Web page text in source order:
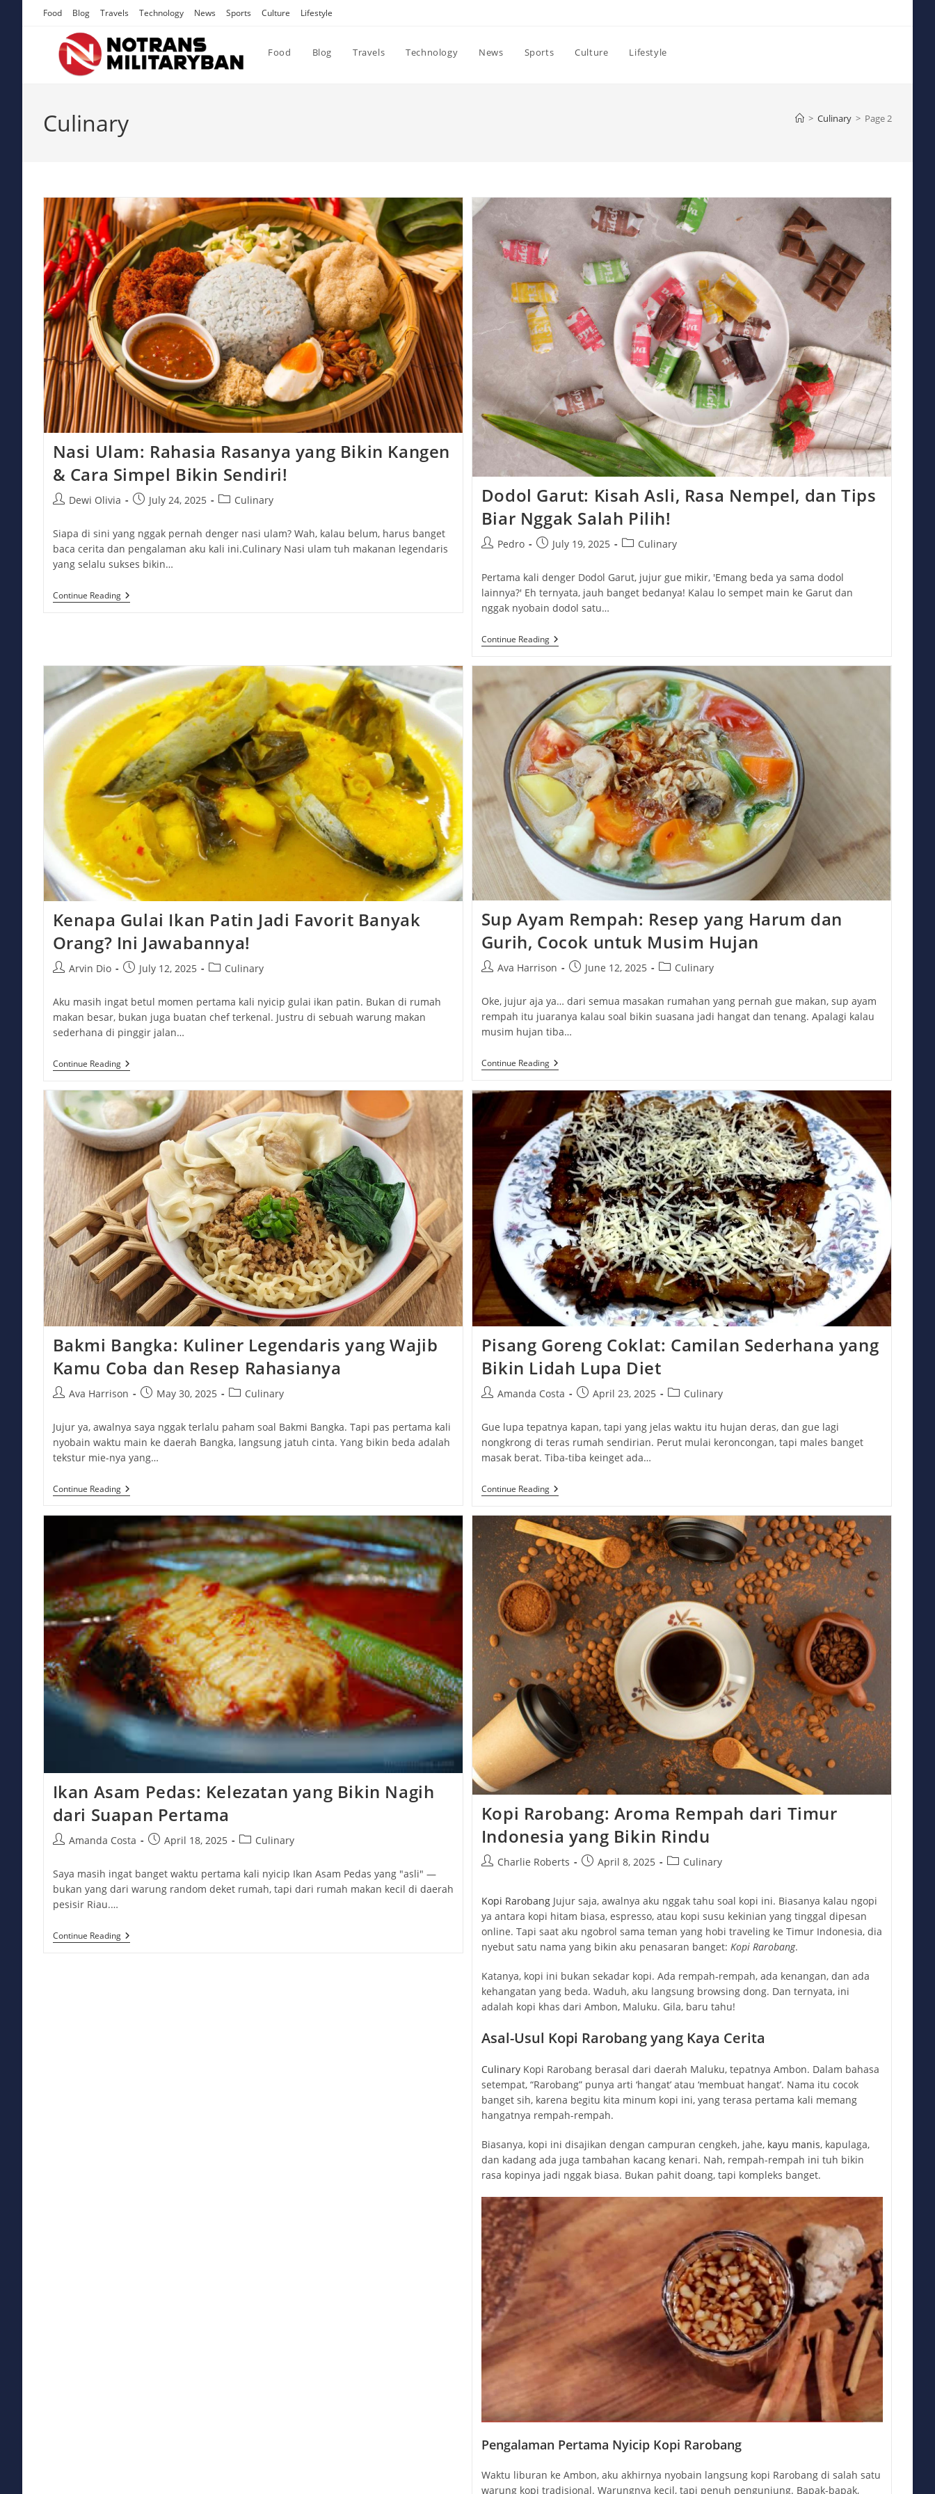
Food Blog Travels Technology News Sports Culture Lifestyle
Food Blog Travels Technology News Sports Culture Lifestyle
Culinary > Culinary > Page 2
Nasi Ulam: Rahasia Rasanya yang Bikin Kangen
& Cara Simpel Bikin Sendiri!
PostDewi Olivia
PostJuly 24, 2025
PostCulinary
Siapa di sini yang nggak pernah denger nasi ulam? Wah, kalau belum, harus banget
baca cerita dan pengalaman aku kali ini.Culinary Nasi ulam tuh makanan legendaris
yang selalu sukses bikin…
Continue ReadingNasi
Ulam:
&
Cara
Simpel
Bikin
Sendiri!
Dodol Garut: Kisah Asli, Rasa Nempel, dan Tips
Biar Nggak Salah Pilih!
PostPedro
PostJuly 19, 2025
PostCulinary
Pertama kali denger Dodol Garut, jujur gue mikir, 'Emang beda ya sama dodol
lainnya?' Eh ternyata, jauh banget bedanya! Kalau lo sempet main ke Garut dan
nggak nyobain dodol satu…
Continue ReadingDodol
Garut:
Rasa
Nempel,
Dan
Tips
Biar
Nggak
Salah
Pilih!
Kenapa Gulai Ikan Patin Jadi Favorit Banyak
Orang? Ini Jawabannya!
PostArvin Dio
PostJuly 12, 2025
PostCulinary
Aku masih ingat betul momen pertama kali nyicip gulai ikan patin. Bukan di rumah
makan besar, bukan juga buatan chef terkenal. Justru di sebuah warung makan
sederhana di pinggir jalan…
Continue ReadingKenapa
Gulai
Patin
Jadi
Favorit
Banyak
Orang?
Ini
Jawabannya!
Sup Ayam Rempah: Resep yang Harum dan
Gurih, Cocok untuk Musim Hujan
PostAva Harrison
PostJune 12, 2025
PostCulinary
Oke, jujur aja ya… dari semua masakan rumahan yang pernah gue makan, sup ayam
rempah itu juaranya kalau soal bikin suasana jadi hangat dan tenang. Apalagi kalau
musim hujan tiba…
Continue ReadingSup
Ayam
Yang
Harum
Dan
Gurih,
Cocok
Untuk
Musim
Hujan
Bakmi Bangka: Kuliner Legendaris yang Wajib
Kamu Coba dan Resep Rahasianya
PostAva Harrison
PostMay 30, 2025
PostCulinary
Jujur ya, awalnya saya nggak terlalu paham soal Bakmi Bangka. Tapi pas pertama kali
nyobain waktu main ke daerah Bangka, langsung jatuh cinta. Yang bikin beda adalah
tekstur mie-nya yang…
Continue ReadingBakmi
Bangka:
Legendaris
Yang
Wajib
Kamu
Coba
Dan
Resep
Rahasianya
Pisang Goreng Coklat: Camilan Sederhana yang
Bikin Lidah Lupa Diet
PostAmanda Costa
PostApril 23, 2025
PostCulinary
Gue lupa tepatnya kapan, tapi yang jelas waktu itu hujan deras, dan gue lagi
nongkrong di teras rumah sendirian. Perut mulai keroncongan, tapi males banget
masak berat. Tiba-tiba keinget ada…
Continue ReadingPisang
Goreng
Camilan
Sederhana
Yang
Bikin
Lidah
Lupa
Diet
Ikan Asam Pedas: Kelezatan yang Bikin Nagih
dari Suapan Pertama
PostAmanda Costa
PostApril 18, 2025
PostCulinary
Saya masih ingat banget waktu pertama kali nyicip Ikan Asam Pedas yang "asli" —
bukan yang dari warung random deket rumah, tapi dari rumah makan kecil di daerah
pesisir Riau.…
Continue ReadingIkan
Asam
Kopi Rarobang: Aroma Rempah dari Timur
Indonesia yang Bikin Rindu
PostCharlie Roberts
PostApril 8, 2025
PostCulinary
Kopi RarobangJujur saja, awalnya aku nggak tahu soal kopi ini. Biasanya kalau ngopi
ya antara kopi hitam biasa, espresso, atau kopi susu kekinian yang tinggal dipesan
online. Tapi saat aku ngobrol sama teman yang hobi traveling ke Timur Indonesia, dia
nyebut satu nama yang bikin aku penasaran banget: Kopi Rarobang.
Katanya, kopi ini bukan sekadar kopi. Ada rempah-rempah, ada kenangan, dan ada
kehangatan yang beda. Waduh, aku langsung browsing dong. Dan ternyata, ini
adalah kopi khas dari Ambon, Maluku. Gila, baru tahu!
Asal-Usul Kopi Rarobang yang Kaya Cerita
CulinaryKopi Rarobang berasal dari daerah Maluku, tepatnya Ambon. Dalam bahasa
setempat, “Rarobang” punya arti ‘hangat’ atau ‘membuat hangat’. Nama itu cocok
banget sih, karena begitu kita minum kopi ini, yang terasa pertama kali memang
hangatnya rempah-rempah.
Biasanya, kopi ini disajikan dengan campuran cengkeh, jahe, kayu manis, kapulaga,
dan kadang ada juga tambahan kacang kenari. Nah, rempah-rempah ini tuh bikin
rasa kopinya jadi nggak biasa. Bukan pahit doang, tapi kompleks banget.
Pengalaman Pertama Nyicip Kopi Rarobang
Waktu liburan ke Ambon, aku akhirnya nyobain langsung kopi Rarobang di salah satu
warung kopi tradisional. Warungnya kecil, tapi penuh pengunjung. Bapak-bapak,